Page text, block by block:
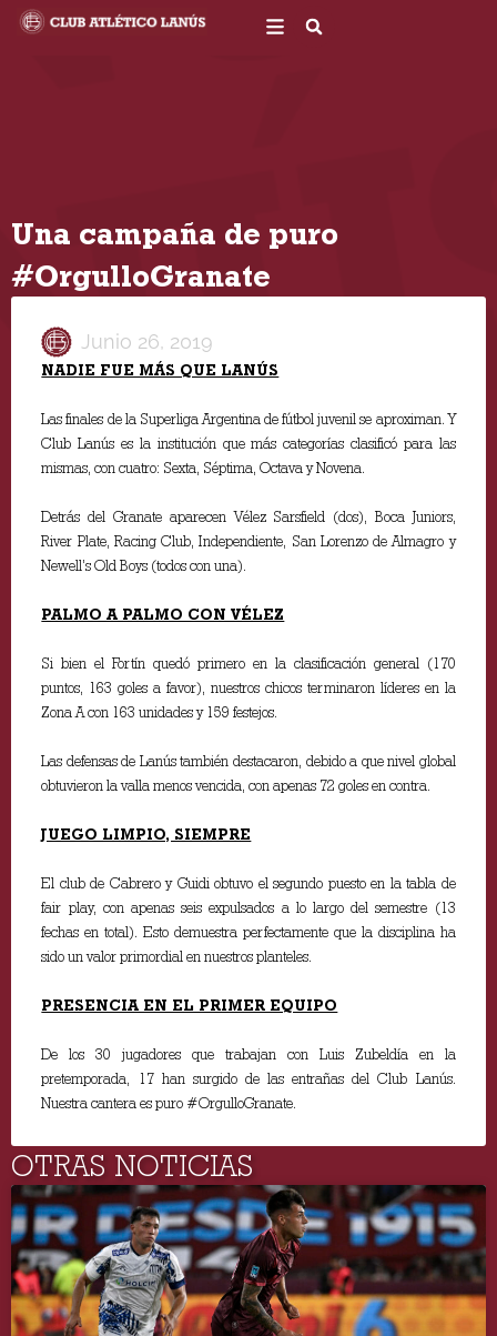
Una campaña de puro
#OrgulloGranate
Junio 26, 2019
NADIE FUE MÁS QUE LANÚS
Las finales de la Superliga Argentina de fútbol juvenil se aproximan. Y
Club Lanús es la institución que más categorías clasificó para las
mismas, con cuatro: Sexta, Séptima, Octava y Novena.
Detrás del Granate aparecen Vélez Sarsfield (dos), Boca Juniors,
River Plate, Racing Club, Independiente, San Lorenzo de Almagro y
Newell’s Old Boys (todos con una).
PALMO A PALMO CON VÉLEZ
Si bien el Fortín quedó primero en la clasificación general (170
puntos, 163 goles a favor), nuestros chicos terminaron líderes en la
Zona A con 163 unidades y 159 festejos.
Las defensas de Lanús también destacaron, debido a que nivel global
obtuvieron la valla menos vencida, con apenas 72 goles en contra.
JUEGO LIMPIO, SIEMPRE
El club de Cabrero y Guidi obtuvo el segundo puesto en la tabla de
fair play, con apenas seis expulsados a lo largo del semestre (13
fechas en total). Esto demuestra perfectamente que la disciplina ha
sido un valor primordial en nuestros planteles.
PRESENCIA EN EL PRIMER EQUIPO
De los 30 jugadores que trabajan con Luis Zubeldía en la
pretemporada, 17 han surgido de las entrañas del Club Lanús.
Nuestra cantera es puro #OrgulloGranate.
OTRAS NOTICIAS